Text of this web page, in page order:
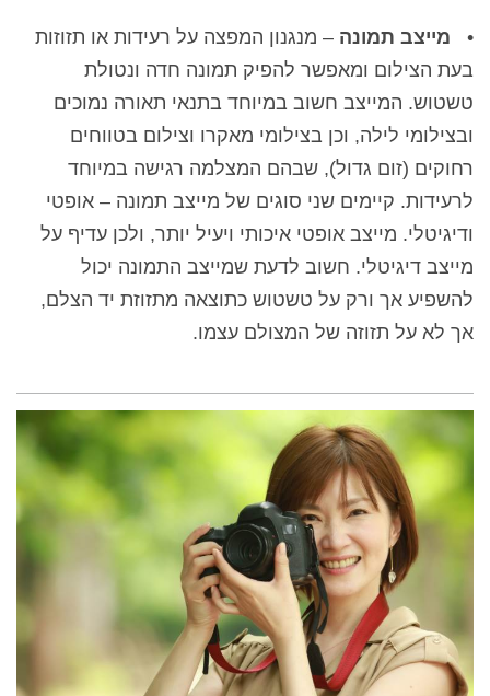
• מייצב תמונה – מנגנון המפצה על רעידות או תזוזות
בעת הצילום ומאפשר להפיק תמונה חדה ונטולת
טשטוש. המייצב חשוב במיוחד בתנאי תאורה נמוכים
ובצילומי לילה, וכן בצילומי מאקרו וצילום בטווחים
רחוקים (זום גדול), שבהם המצלמה רגישה במיוחד
לרעידות. קיימים שני סוגים של מייצב תמונה – אופטי
ודיגיטלי. מייצב אופטי איכותי ויעיל יותר, ולכן עדיף על
מייצב דיגיטלי. חשוב לדעת שמייצב התמונה יכול
להשפיע אך ורק על טשטוש כתוצאה מתזוזת יד הצלם,
אך לא על תזוזה של המצולם עצמו.